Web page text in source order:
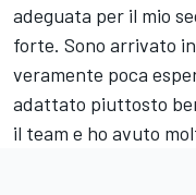
adeguata per il mio
forte. Sono arrivato
veramente poca
adattato piuttosto
il team e ho avuto